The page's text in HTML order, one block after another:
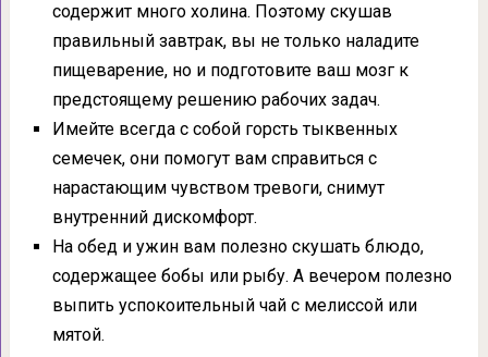
содержит много холина. Поэтому скушав
правильный завтрак, вы не только наладите
пищеварение, но и подготовите ваш мозг к
предстоящему решению рабочих задач.
Имейте всегда с собой горсть тыквенных
семечек, они помогут вам справиться с
нарастающим чувством тревоги, снимут
внутренний дискомфорт.
На обед и ужин вам полезно скушать блюдо,
содержащее бобы или рыбу. А вечером полезно
выпить успокоительный чай с мелиссой или
мятой.